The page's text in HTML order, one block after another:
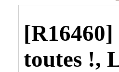
toutes !,